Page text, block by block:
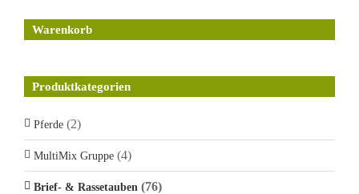
Warenkorb
Produktkategorien
Pferde (2)
MultiMix Gruppe (4)
Brief- & Rassetauben (76)